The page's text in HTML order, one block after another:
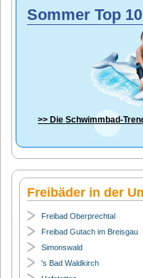
Sommer Top 10
>> DieSchwimmbad-
Freibäder in der
Freibad Oberprechtal
Freibad Gutach im Breisgau
Simonswald
's Bad Waldkirch